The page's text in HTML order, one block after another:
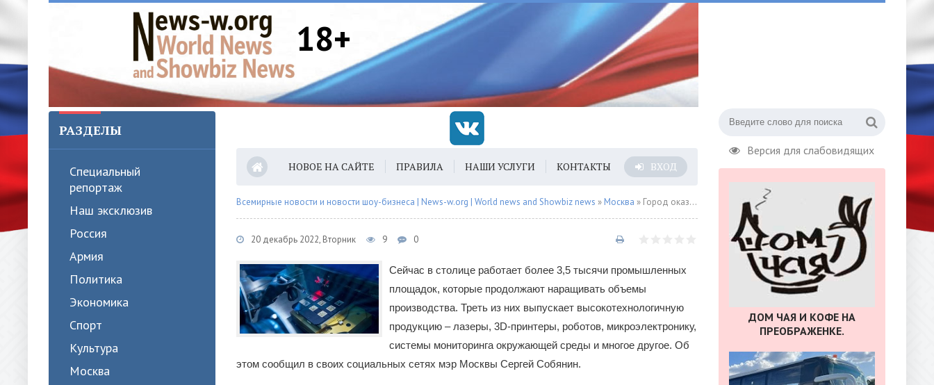
18+
Версия для слабовидящих
РАЗДЕЛЫ
Специальный
репортаж
Наш эксклюзив
Россия
Армия
Политика
Экономика
Спорт
Культура
Москва
НОВОЕ НА САЙТЕ ПРАВИЛА НАШИ УСЛУГИ КОНТАКТЫ ВХОД
Всемирные новости и новости шоу-бизнеса | News-w.org | World news and Showbiz news » Москва » Город оказывает поддержку высокотехнологичным предприятиям
20 декабрь 2022, Вторник 9 0
Сейчас в столице работает более 3,5 тысячи промышленных
площадок, которые продолжают наращивать объемы
производства. Треть из них выпускает высокотехнологичную
продукцию – лазеры, 3D-принтеры, роботов, микроэлектронику,
системы мониторинга окружающей среды и многое другое. Об
этом сообщил в своих социальных сетях мэр Москвы Сергей Собянин.
ДОМ ЧАЯ И КОФЕ НА
ПРЕОБРАЖЕНКЕ.